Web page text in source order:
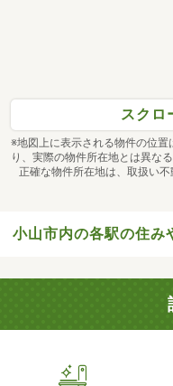
スクロ
※地図上に表示される物件の位
り、実際の物件所在地とは異な
正確な物件所在地は、取扱い不
小山市内の各駅の住み